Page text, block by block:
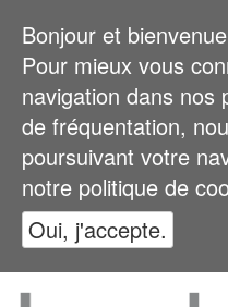
Bonjour et
Pour mieux vous
navigation dans nos
de fréquentation,
poursuivant votre
notre politique de
Oui, j'accepte.